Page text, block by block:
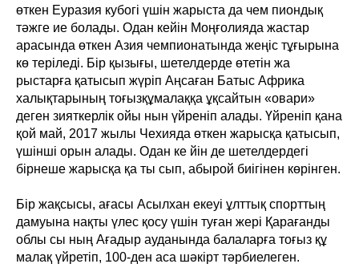
өткен Еуразия кубогі үшін жарыста да чем пиондық
тәжге ие болады. Одан кейін Моңғолияда жастар
арасында өткен Азия чемпионатында жеңіс тұғырына
кө теріледі. Бір қызығы, шетелдерде өтетін жа
рыстарға қатысып жүріп Аңсаған Батыс Африка
халықтарының тоғызқұмалаққа ұқсайтын «овари»
деген зияткерлік ойы нын үйреніп алады. Үйреніп қана
қой май, 2017 жылы Чехияда өткен жарысқа қатысып,
үшінші орын алады. Одан ке йін де шетелдердегі
бірнеше жарысқа қа ты сып, абырой биігінен көрінген.
Бір жақсысы, ағасы Асылхан екеуі ұлттық спорттың
дамуына нақты үлес қосу үшін туған жері Қарағанды
облы сы ның Ағадыр ауданында балаларға тоғыз құ
малақ үйретіп, 100-ден аса шәкірт тәрбиелеген.